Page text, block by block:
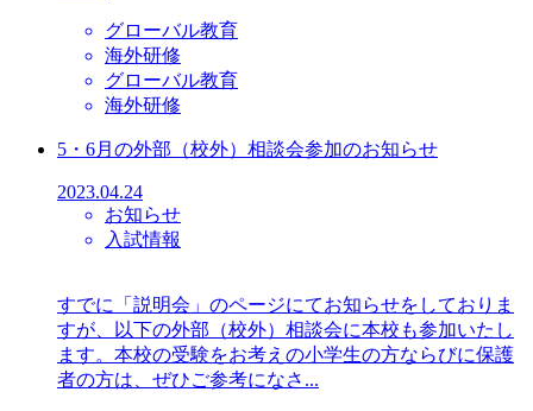
グローバル教育
海外研修
グローバル教育
海外研修
5・6月の外部（校外）相談会参加のお知らせ
2023.04.24
お知らせ
入試情報
すでに「説明会」のページにてお知らせをしておりま
すが、以下の外部（校外）相談会に本校も参加いたし
ます。本校の受験をお考えの小学生の方ならびに保護
者の方は、ぜひご参考になさ...